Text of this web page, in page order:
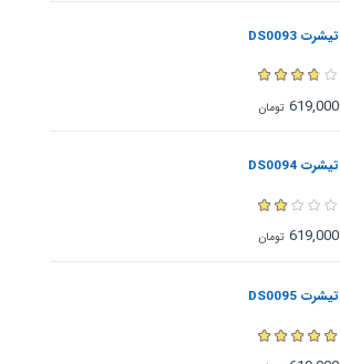
تیشرت DS0093
619,000 تومان
تیشرت DS0094
619,000 تومان
تیشرت DS0095